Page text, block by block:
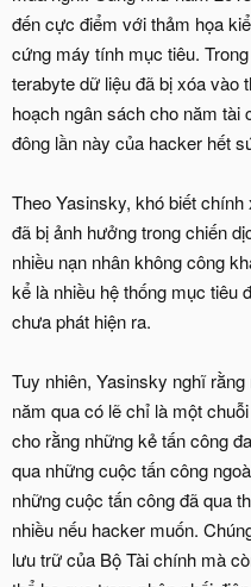
đến cực điểm với thảm họa
cứng máy tính mục tiêu.
terabyte dữ liệu đã bị xóa vào
hoạch ngân sách cho năm tài
đông lần này của hacker hết
Theo Yasinsky, khó biết
đã bị ảnh hưởng trong chiến
nhiều nạn nhân không công
kể là nhiều hệ thống mục tiêu
chưa phát hiện ra.
Tuy nhiên, Yasinsky nghĩ
năm qua có lẽ chỉ là một
cho rằng những kẻ tấn công
qua những cuộc tấn công
những cuộc tấn công đã qua
nhiều nếu hacker muốn.
lưu trữ của Bộ Tài chính mà